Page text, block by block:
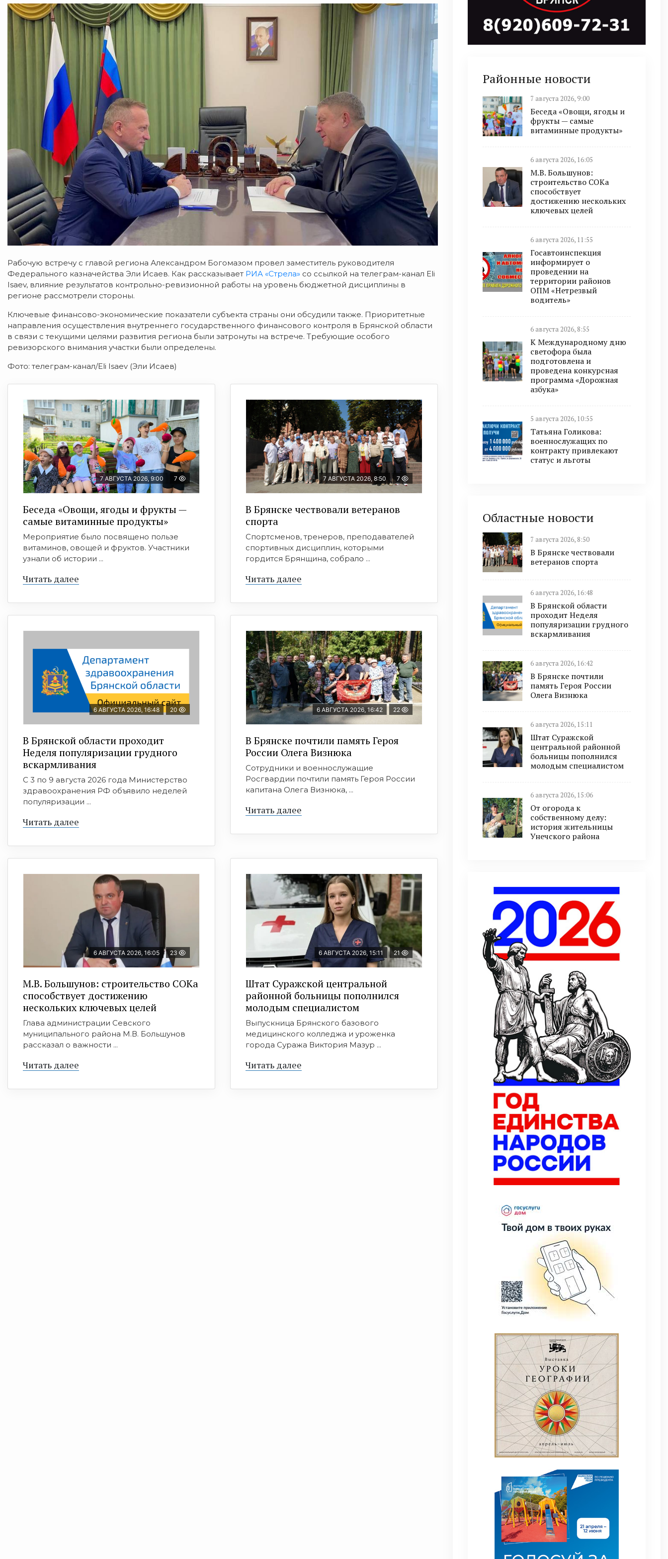
Рабочую встречу с главой региона Александром Богомазом провел заместитель руководителя
Федерального казначейства Эли Исаев. Как рассказывает РИА «Стрела» со ссылкой на телеграм-канал Eli
Isaev, влияние результатов контрольно-ревизионной работы на уровень бюджетной дисциплины в
регионе рассмотрели стороны.
Ключевые финансово-экономические показатели субъекта страны они обсудили также. Приоритетные
направления осуществления внутреннего государственного финансового контроля в Брянской области
в связи с текущими целями развития региона были затронуты на встрече. Требующие особого
ревизорского внимания участки были определены.
Фото: телеграм-канал/Eli Isaev (Эли Исаев)
7 АВГУСТА 2026, 9:00 7
Беседа «Овощи, ягоды и фрукты —
самые витаминные продукты»
Мероприятие было посвящено пользе
витаминов, овощей и фруктов. Участники
узнали об истории ...
Читать далее
7 АВГУСТА 2026, 8:50 7
В Брянске чествовали ветеранов
спорта
Спортсменов, тренеров, преподавателей
спортивных дисциплин, которыми
гордится Брянщина, собрало ...
Читать далее
6 АВГУСТА 2026, 16:48 20
В Брянской области проходит
Неделя популяризации грудного
вскармливания
С 3 по 9 августа 2026 года Министерство
здравоохранения РФ объявило неделей
популяризации ...
Читать далее
6 АВГУСТА 2026, 16:42 22
В Брянске почтили память Героя
России Олега Визнюка
Сотрудники и военнослужащие
Росгвардии почтили память Героя России
капитана Олега Визнюка, ...
Читать далее
6 АВГУСТА 2026, 16:05 23
М.В. Большунов: строительство СОКа
способствует достижению
нескольких ключевых целей
Глава администрации Севского
муниципального района М.В. Большунов
рассказал о важности ...
Читать далее
6 АВГУСТА 2026, 15:11 21
Штат Суражской центральной
районной больницы пополнился
молодым специалистом
Выпускница Брянского базового
медицинского колледжа и уроженка
города Суража Виктория Мазур ...
Читать далее
Районные новости
7 августа 2026, 9:00
Беседа «Овощи, ягоды и
фрукты — самые
витаминные продукты»
6 августа 2026, 16:05
М.В. Большунов:
строительство СОКа
способствует
достижению нескольких
ключевых целей
6 августа 2026, 11:55
Госавтоинспекция
информирует о
проведении на
территории районов
ОПМ «Нетрезвый
водитель»
6 августа 2026, 8:55
К Международному дню
светофора была
подготовлена и
проведена конкурсная
программа «Дорожная
азбука»
5 августа 2026, 10:55
Татьяна Голикова:
военнослужащих по
контракту привлекают
статус и льготы
Областные новости
7 августа 2026, 8:50
В Брянске чествовали
ветеранов спорта
6 августа 2026, 16:48
В Брянской области
проходит Неделя
популяризации грудного
вскармливания
6 августа 2026, 16:42
В Брянске почтили
память Героя России
Олега Визнюка
6 августа 2026, 15:11
Штат Суражской
центральной районной
больницы пополнился
молодым специалистом
6 августа 2026, 15:06
От огорода к
собственному делу:
история жительницы
Унечского района